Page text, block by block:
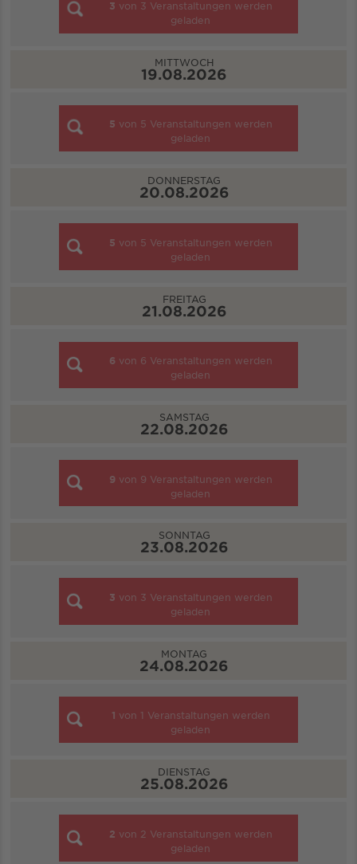
3 von 3 Veranstaltungen werden
geladen
MITTWOCH
19.08.2026
5 von 5 Veranstaltungen werden
geladen
DONNERSTAG
20.08.2026
5 von 5 Veranstaltungen werden
geladen
FREITAG
21.08.2026
6 von 6 Veranstaltungen werden
geladen
SAMSTAG
22.08.2026
9 von 9 Veranstaltungen werden
geladen
SONNTAG
23.08.2026
3 von 3 Veranstaltungen werden
geladen
MONTAG
24.08.2026
1 von 1 Veranstaltungen werden
geladen
DIENSTAG
25.08.2026
2 von 2 Veranstaltungen werden
geladen